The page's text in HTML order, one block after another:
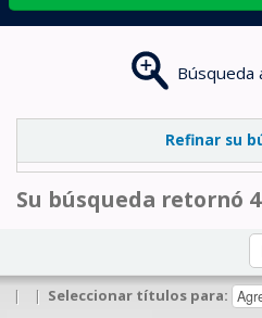
Búsqueda
Refinar su
Su búsqueda retornó
| | Seleccionar títulos para: